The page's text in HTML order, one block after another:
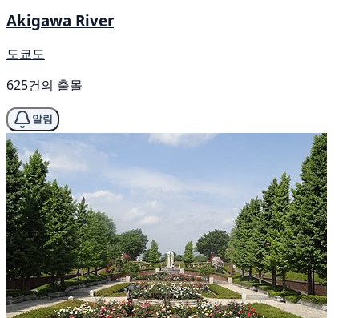
Akigawa River
도쿄도
625건의 출몰
알림